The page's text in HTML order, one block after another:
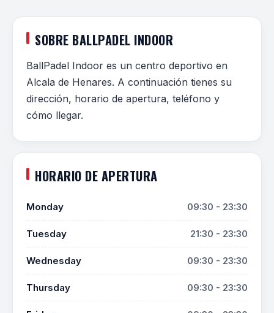
SOBRE BALLPADEL INDOOR
BallPadel Indoor es un centro deportivo en
Alcala de Henares. A continuación tienes su
dirección, horario de apertura, teléfono y
cómo llegar.
HORARIO DE APERTURA
Monday 09:30 - 23:30
Tuesday 21:30 - 23:30
Wednesday 09:30 - 23:30
Thursday 09:30 - 23:30